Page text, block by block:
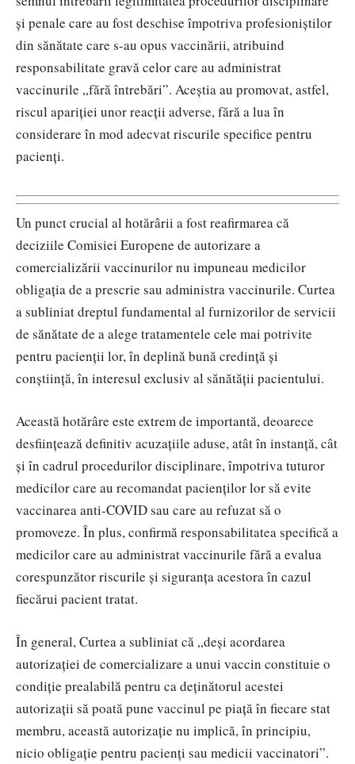
și penale care au fost deschise împotriva profesioniștilor
din sănătate care s-au opus vaccinării, atribuind
responsabilitate gravă celor care au administrat
vaccinurile „fără întrebări”. Aceștia au promovat, astfel,
riscul apariției unor reacții adverse, fără a lua în
considerare în mod adecvat riscurile specifice pentru
pacienți.
Un punct crucial al hotărârii a fost reafirmarea că
deciziile Comisiei Europene de autorizare a
comercializării vaccinurilor nu impuneau medicilor
obligația de a prescrie sau administra vaccinurile. Curtea
a subliniat dreptul fundamental al furnizorilor de servicii
de sănătate de a alege tratamentele cele mai potrivite
pentru pacienții lor, în deplină bună credință și
conștiință, în interesul exclusiv al sănătății pacientului.
Această hotărâre este extrem de importantă, deoarece
desființează definitiv acuzațiile aduse, atât în instanță, cât
și în cadrul procedurilor disciplinare, împotriva tuturor
medicilor care au recomandat pacienților lor să evite
vaccinarea anti-COVID sau care au refuzat să o
promoveze. În plus, confirmă responsabilitatea specifică a
medicilor care au administrat vaccinurile fără a evalua
corespunzător riscurile și siguranța acestora în cazul
fiecărui pacient tratat.
În general, Curtea a subliniat că „deși acordarea
autorizației de comercializare a unui vaccin constituie o
condiție prealabilă pentru ca deținătorul acestei
autorizații să poată pune vaccinul pe piață în fiecare stat
membru, această autorizație nu implică, în principiu,
nicio obligație pentru pacienți sau medicii vaccinatori”.